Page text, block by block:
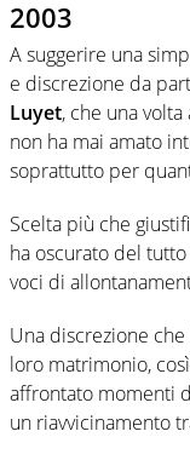
2003
A suggerire una
e discrezione da
Luyet, che una
non ha mai amato
soprattutto per
Scelta più che
ha oscurato del
voci di
Una discrezione
loro matrimonio,
affrontato momenti
un riavvicinamento